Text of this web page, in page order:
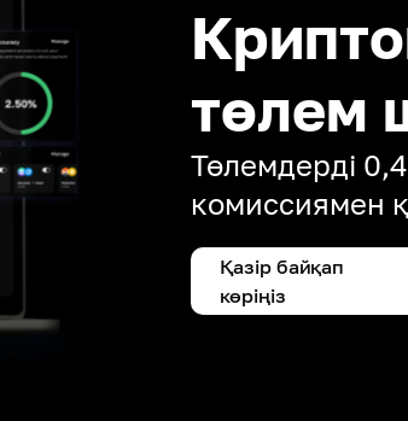
төлем
Төлемдерді
комиссиямен
Қазір байқап
көріңіз